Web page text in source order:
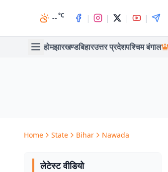
--°C | | | |
होमझारखण्डबिहारउत्तर प्रदेशपश्चिम बंगाल
Home State Bihar Nawada
लेटेस्ट वीडियो